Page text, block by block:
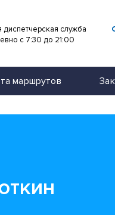
диспетчерская служба
с 7:30 до 21:00
маршрутов